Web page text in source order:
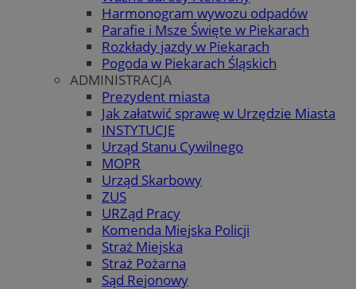
Harmonogram wywozu odpadów
Parafie i Msze Święte w Piekarach
Rozkłady jazdy w Piekarach
Pogoda w Piekarach Śląskich
ADMINISTRACJA
Prezydent miasta
Jak załatwić sprawę w Urzędzie Miasta
INSTYTUCJE
Urząd Stanu Cywilnego
MOPR
Urząd Skarbowy
ZUS
URZąd Pracy
Komenda Miejska Policji
Straż Miejska
Straż Pożarna
Sąd Rejonowy